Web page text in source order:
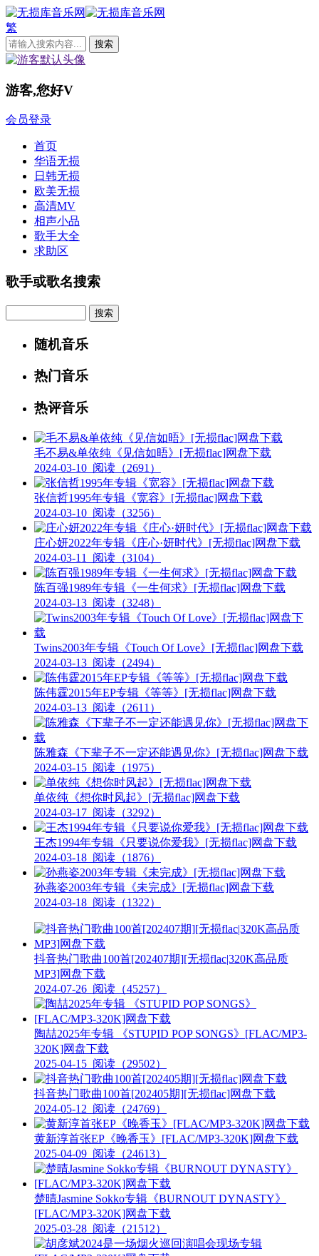
繁
游客,您好V
会员登录
首页
华语无损
日韩无损
欧美无损
高清MV
相声小品
歌手大全
求助区
歌手或歌名搜索
随机音乐
热门音乐
热评音乐
毛不易&单依纯《见信如晤》[无损flac]网盘下载
2024-03-10 阅读（2691）
张信哲1995年专辑《宽容》[无损flac]网盘下载
2024-03-10 阅读（3256）
庄心妍2022年专辑《庄心·妍时代》[无损flac]网盘下载
2024-03-11
阅读（3104）
陈百强1989年专辑《一生何求》[无损flac]网盘下载
2024-03-13 阅读（3248）
Twins2003年专辑《Touch Of Love》[无损flac]网盘下载
2024-03-13 阅读（2494）
陈伟霆2015年EP专辑《等等》[无损flac]网盘下载
2024-03-13 阅读（2611）
陈雅森《下辈子不一定还能遇见你》[无损flac]网盘下载
2024-03-15 阅读（1975）
单依纯《想你时风起》[无损flac]网盘下载
2024-03-17 阅读（3292）
王杰1994年专辑《只要说你爱我》[无损flac]网盘下载
2024-03-18 阅读（1876）
孙燕姿2003年专辑《未完成》[无损flac]网盘下载
2024-03-18 阅读（1322）
抖音热门歌曲100首[202407期][无损flac|320K高品质
MP3]网盘下载
2024-07-26 阅读（45257）
陶喆2025年专辑 《STUPID POP SONGS》[FLAC/MP3-
320K]网盘下载
2025-04-15 阅读（29502）
抖音热门歌曲100首[202405期][无损flac]网盘下载
2024-05-12 阅读（24769）
黄新淳首张EP《晚香玉》[FLAC/MP3-320K]网盘下载
2025-04-09 阅读（24613）
楚晴Jasmine Sokko专辑《BURNOUT DYNASTY》
[FLAC/MP3-320K]网盘下载
2025-03-28 阅读（21512）